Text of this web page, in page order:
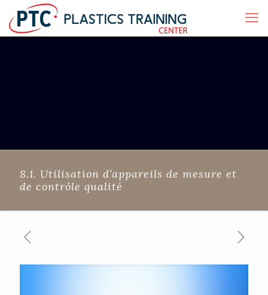
8.1. Utilisation d’appareils de mesure et
de contrôle qualité